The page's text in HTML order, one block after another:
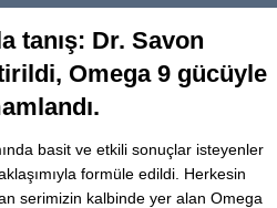
tanış: Dr. Savon
Omega 9 gücüyle
basit ve etkili sonuçlar isteyenler
formüle edildi. Herkesin
serimizin kalbinde yer alan Omega